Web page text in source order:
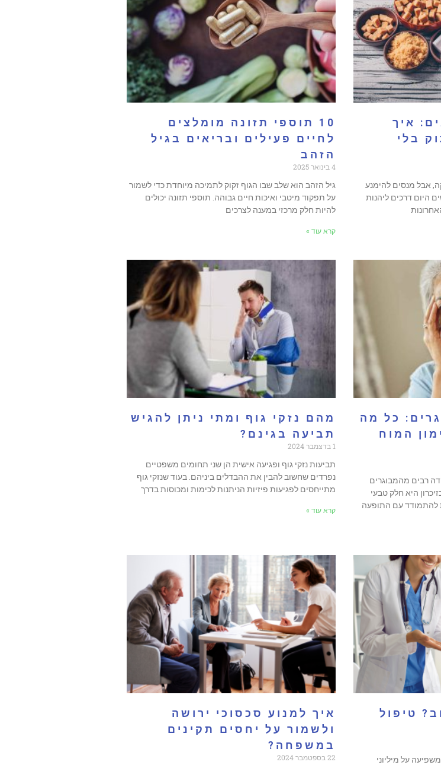
איך
בלי
אבל מנסים להימנע
היום דרכים ליהנות
10 תוספי תזונה מומלצים
לחיים פעילים ובריאים בגיל
הזהב
4 בינואר 2025
גיל הזהב הוא שלב שבו הגוף זקוק לתמיכה מיוחדת כדי לשמור
על תפקוד מיטבי ואיכות חיים גבוהה. תוספי תזונה יכולים
להיות חלק מרכזי במענה לצרכים
קרא עוד »
כל מה
המוח
רבים מהמבוגרים
היא חלק טבעי
להתמודד עם התופעה
מהם נזקי גוף ומתי ניתן להגיש
תביעה בגינם?
1 בדצמבר 2024
תביעות נזקי גוף ופגיעה אישית הן שני תחומים משפטיים
נפרדים שחשוב להבין את ההבדלים ביניהם. בעוד שנזקי גוף
מתייחסים לפגיעות פיזיות הניתנות לכימות ומכוסות בדרך
קרא עוד »
טיפול
על מיליוני
איך למנוע סכסוכי ירושה
ולשמור על יחסים תקינים
במשפחה?
22 בספטמבר 2024